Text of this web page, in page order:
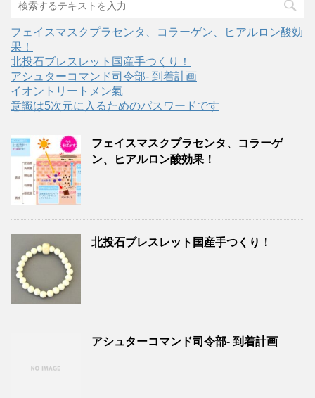
フェイスマスクプラセンタ、コラーゲン、ヒアルロン酸効
果！
北投石ブレスレット国産手つくり！
アシュターコマンド司令部- 到着計画
イオントリートメン氣
意識は5次元に入るためのパスワードです
フェイスマスクプラセンタ、コラーゲ
ン、ヒアルロン酸効果！
北投石ブレスレット国産手つくり！
アシュターコマンド司令部- 到着計画